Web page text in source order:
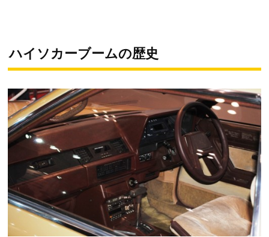
ハイソカーブームの歴史